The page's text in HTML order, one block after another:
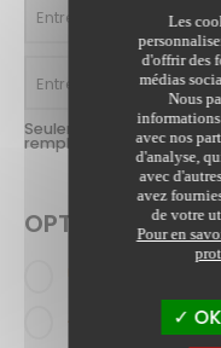
Entrez la référence du
Entrez le montant du
Seulement des données
remplacez la virgule par
OPTION DE
Autres paiements
Les
d'offrir des
médias
Nous
avec nos
d'analyse,
avec
avez
de votre
Pour en